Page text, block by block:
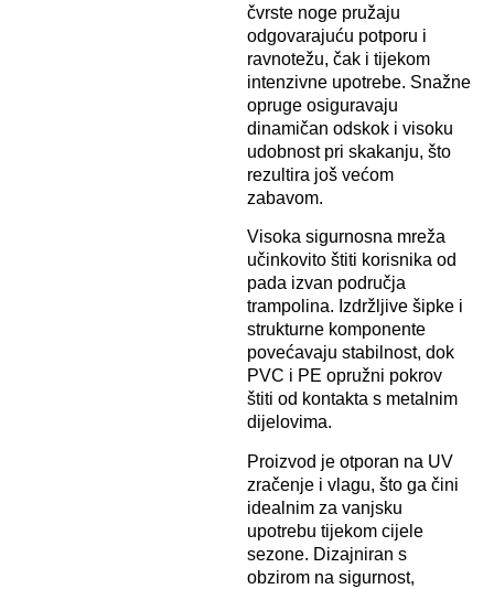
čvrste noge pružaju
odgovarajuću potporu i
ravnotežu, čak i tijekom
intenzivne upotrebe. Snažne
opruge osiguravaju
dinamičan odskok i visoku
udobnost pri skakanju, što
rezultira još većom
zabavom.
Visoka sigurnosna mreža
učinkovito štiti korisnika od
pada izvan područja
trampolina. Izdržljive šipke i
strukturne komponente
povećavaju stabilnost, dok
PVC i PE opružni pokrov
štiti od kontakta s metalnim
dijelovima.
Proizvod je otporan na UV
zračenje i vlagu, što ga čini
idealnim za vanjsku
upotrebu tijekom cijele
sezone. Dizajniran s
obzirom na sigurnost,